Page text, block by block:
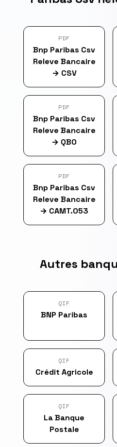
PDF
Bnp Paribas Csv
Releve Bancaire
→ CSV
PDF
Bnp Paribas Csv
Releve Bancaire
→ QBO
PDF
Bnp Paribas Csv
Releve Bancaire
→ CAMT.053
Autres
QIF
BNP Paribas
QIF
Crédit Agricole
QIF
La Banque
Postale